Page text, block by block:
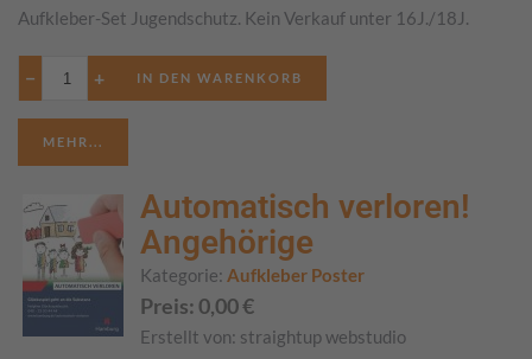
Aufkleber-Set Jugendschutz. Kein Verkauf unter 16J./18J.
− +
MEHR...
Automatisch verloren!
Angehörige
Kategorie: Aufkleber Poster
Preis: 0,00€
Erstellt von: straightup webstudio